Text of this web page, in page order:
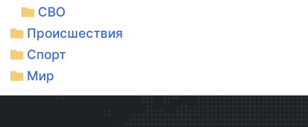
СВО
Происшествия
Спорт
Мир